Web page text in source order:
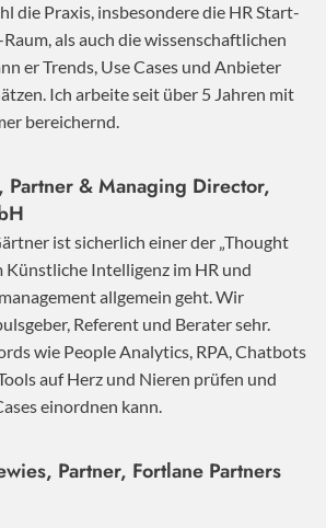
die Praxis, insbesondere die HR Start-
als auch die wissenschaftlichen
er Trends, Use Cases und Anbieter
Ich arbeite seit über 5 Jahren mit
bereichernd.
Partner & Managing Director,
ist sicherlich einer der „Thought
Künstliche Intelligenz im HR und
allgemein geht. Wir
Referent und Berater sehr.
wie People Analytics, RPA, Chatbots
auf Herz und Nieren prüfen und
einordnen kann.
Partner, Fortlane Partners